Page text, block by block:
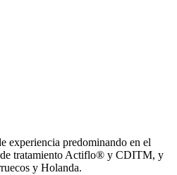
experiencia predominando en el
de tratamiento Actiflo® y CDITM, y
y Holanda.